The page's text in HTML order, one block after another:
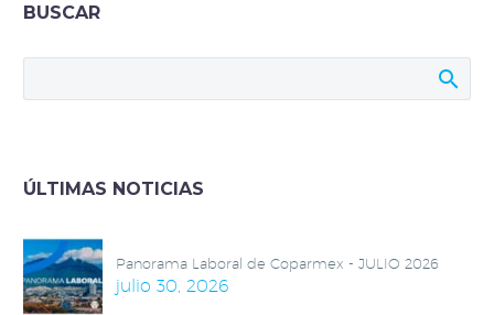
BUSCAR
ÚLTIMAS NOTICIAS
Panorama Laboral de Coparmex - JULIO 2026
julio 30, 2026